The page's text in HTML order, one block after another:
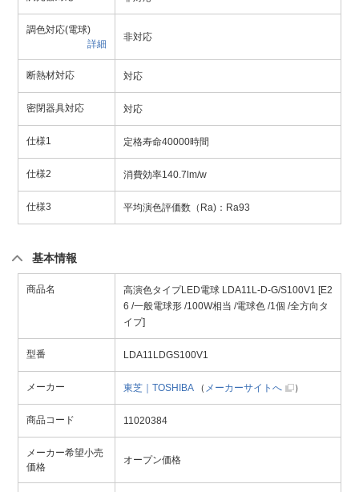
調色対応(電球)
詳細
非対応
断熱材対応 対応
密閉器具対応 対応
仕様1 定格寿命40000時間
仕様2 消費効率140.7lm/w
仕様3 平均演色評価数（Ra)：Ra93
基本情報
商品名
高演色タイプLED電球 LDA11L-D-G/S100V1 [E2
6 /一般電球形 /100W相当 /電球色 /1個 /全方向タ
イプ]
型番 LDA11LDGS100V1
メーカー 東芝｜TOSHIBA（ メーカーサイトへ ）
商品コード 11020384
メーカー希望小売
価格
オープン価格